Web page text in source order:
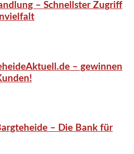
– Schnellster Zugriff
– gewinnen
– Die Bank für